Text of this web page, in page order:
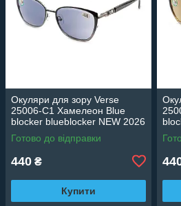
Окуляри для зору Verse
25006-C1 Хамелеон Blue
blocker blueblocker NEW 2026
Готово до відправки
440 ₴
Купити